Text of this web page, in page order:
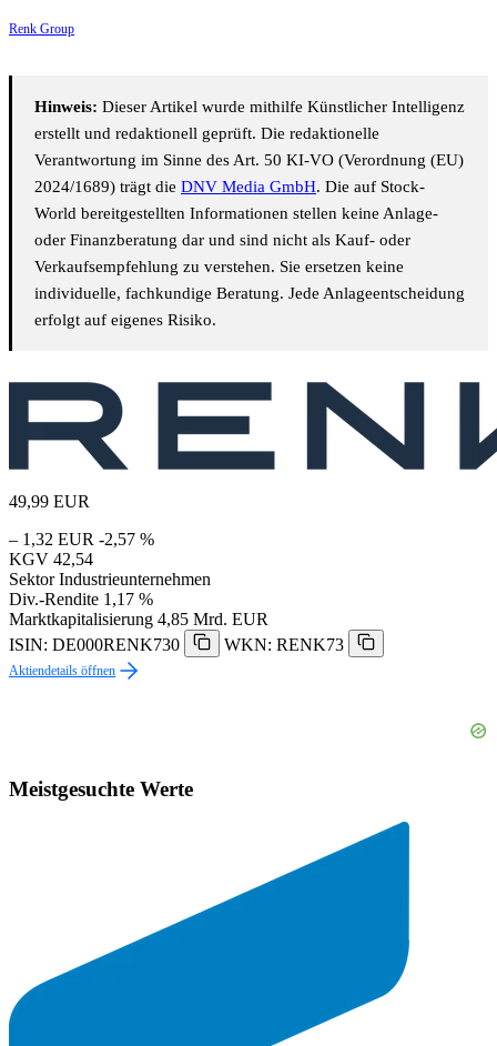
Renk Group
Hinweis: Dieser Artikel wurde mithilfe Künstlicher Intelligenz
erstellt und redaktionell geprüft. Die redaktionelle
Verantwortung im Sinne des Art. 50 KI-VO (Verordnung (EU)
2024/1689) trägt die DNV Media GmbH. Die auf Stock-
World bereitgestellten Informationen stellen keine Anlage-
oder Finanzberatung dar und sind nicht als Kauf- oder
Verkaufsempfehlung zu verstehen. Sie ersetzen keine
individuelle, fachkundige Beratung. Jede Anlageentscheidung
erfolgt auf eigenes Risiko.
49,99 EUR
– 1,32 EUR -2,57 %
KGV 42,54
Sektor Industrieunternehmen
Div.-Rendite 1,17 %
Marktkapitalisierung 4,85 Mrd. EUR
ISIN: DE000RENK730
WKN: RENK73
Aktiendetails öffnen
Meistgesuchte Werte